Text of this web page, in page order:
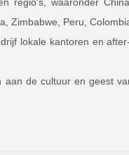
Zimbabwe, Peru, Colombia
lokale kantoren en
aan de cultuur en geest